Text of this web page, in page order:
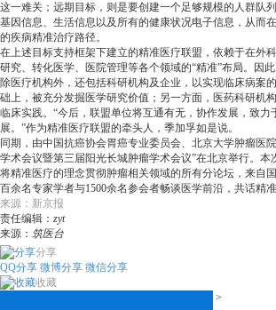
这一难关；远期目标，则是要创建一个足够规模的人群队
基因信息、生活信息以及所有的健康状况电子信息，从而
的疾病精准治疗路径。
在上述目标支持框架下建立的精准医疗联盟，依赖于在外
研究、转化医学、医院管理等各个领域的“精准”布局。因
除医疗机构外，还包括科研机构及企业，以实现临床病案
础上，被充分发掘医学研究价值；另一方面，医药科研机
临床实践。“今后，联盟单位将互通有无，协作发展，致力
展。”作为精准医疗联盟的牵头人，季加孚如是说。
同期，由中国抗癌协会胃癌专业委员会、北京大学肿瘤医
学术会议暨第三届阳光长城肿瘤学术会议”在北京举行。本
将精准医疗的理念贯彻肿瘤相关领域的所有分论坛，来自
百余名专家学者与1500余名参会者畅谈医学前沿，共话精准
来源：新京报
责任编辑： zyt
来源： 筑医台
分享
QQ分享 微博分享 微信分享
收藏
>